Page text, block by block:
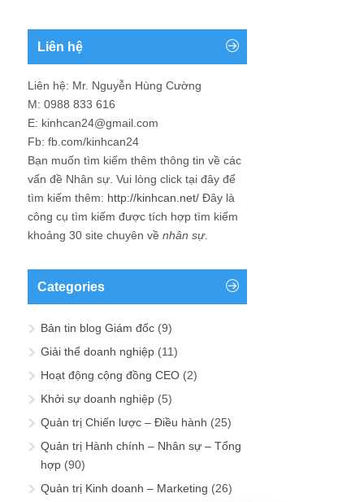
Liên hệ
Liên hệ: Mr. Nguyễn Hùng Cường
M: 0988 833 616
E: kinhcan24@gmail.com
Fb: fb.com/kinhcan24
Bạn muốn tìm kiếm thêm thông tin về các
vấn đề Nhân sự . Vui lòng click tại đây để
tìm kiếm thêm: http://kinhcan.net/ Đây là
công cụ tìm kiếm được tích hợp tìm kiếm
khoảng 30 site chuyên về nhân sự.
Categories
Bản tin blog Giám đốc (9)
Giải thể doanh nghiệp (11)
Hoạt động cộng đồng CEO (2)
Khởi sự doanh nghiệp (5)
Quản trị Chiến lược – Điều hành (25)
Quản trị Hành chính – Nhân sự – Tổng
hợp (90)
Quản trị Kinh doanh – Marketing (26)